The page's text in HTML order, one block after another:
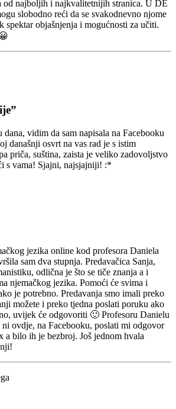
od najboljih i najkvalitetnijih stranica. U DE
slobodno reći da se svakodnevno njome
spektar objašnjenja i mogućnosti za učiti.
vidim da sam napisala na Facebooku
današnji osvrt na vas rad je s istim
priča, suština, zaista je veliko zadovoljstvo
s vama! Sjajni, najsjajniji! :*
jezika online kod profesora Daniela
sam dva stupnja. Predavačica Sanja,
odlična je što se tiče znanja a i
njemačkog jezika. Pomoći će svima i
je potrebno. Predavanja smo imali preko
možete i preko tjedna poslati poruku ako
uvijek će odgovoriti 🙂 Profesoru Danielu
ovdje, na Facebooku, poslati mi odgovor
a bilo ih je bezbroj. Još jednom hvala